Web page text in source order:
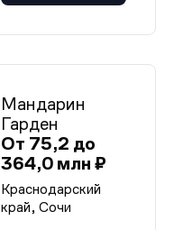
Мандарин
Гарден
От 75,2 до
364,0 млн ₽
Краснодарский
край, Сочи